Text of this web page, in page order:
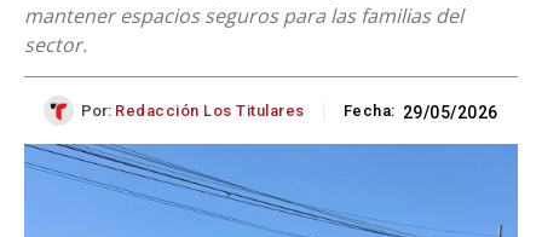
mantener espacios seguros para las familias del
sector.
Por: Redacción Los Titulares Fecha: 29/05/2026